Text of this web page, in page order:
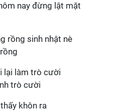
trò cười